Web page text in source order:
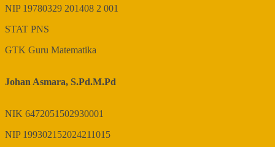
NIP 19780329 201408 2 001
STAT PNS
GTK Guru Matematika
Johan Asmara, S.Pd.M.Pd
NIK 6472051502930001
NIP 199302152024211015